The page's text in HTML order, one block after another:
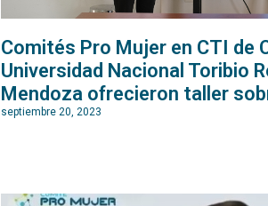
Comités Pro Mujer en CTI de
Universidad Nacional Toribio
Mendoza ofrecieron taller
septiembre 20, 2023